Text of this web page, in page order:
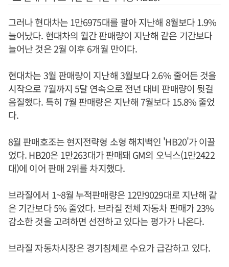
그러나 현대차는 1만6975대를 팔아 지난해 8월보다 1.9%
늘어났다. 현대차의 월간 판매량이 지난해 같은 기간보다
늘어난 것은 2월 이후 6개월 만이다.
현대차는 3월 판매량이 지난해 3월보다 2.6% 줄어든 것을
시작으로 7월까지 5달 연속으로 전년 대비 판매량이 뒷걸
음질했다. 특히 7월 판매량은 지난해 7월보다 15.8% 줄었
다.
8월 판매호조는 현지전략형 소형 해치백인 'HB20'가 이끌
었다. HB20은 1만263대가 판매돼 GM의 오닉스(1만2422
대)에 이어 판매 2위를 차지했다.
브라질에서 1~8월 누적판매량은 12만9029대로 지난해 같
은 기간보다 5% 줄었다. 브라질 전체 자동차 판매가 23%
감소한 것을 고려하면 선전하고 있다는 평가가 나온다.
브라질 자동차시장은 경기침체로 수요가 급감하고 있다.